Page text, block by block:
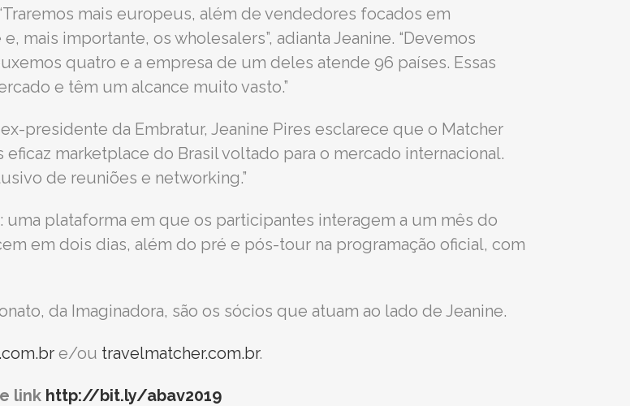
mais europeus, além de vendedores focados em
importante, os wholesalers”, adianta Jeanine. “Devemos
quatro e a empresa de um deles atende 96 países. Essas
e têm um alcance muito vasto.”
presidente da Embratur, Jeanine Pires esclarece que o Matcher
eficaz marketplace do Brasil voltado para o mercado internacional.
de reuniões e networking.”
uma plataforma em que os participantes interagem a um mês do
em dois dias, além do pré e pós-tour na programação oficial, com
da Imaginadora, são os sócios que atuam ao lado de Jeanine.
e/ou travelmatcher.com.br.
link http://bit.ly/abav2019